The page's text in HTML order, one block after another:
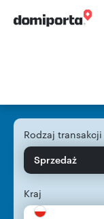
Rodzaj transakcji
Sprzedaż
Kraj